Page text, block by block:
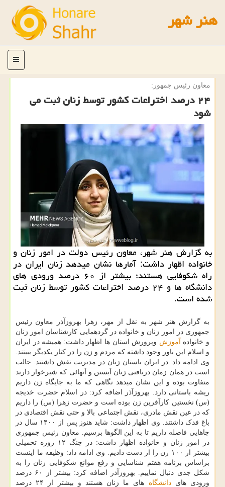
هنر شهر
منو
معاون رئیس جمهور:
۲۴ درصد اختراعات کشور توسط زنان ثبت می
شود
به گزارش هنر شهر، معاون رئیس دولت در امور زنان و
خانواده اظهار داشت: آمارها نشان میدهد زنان ایران در
راه شکوفایی هستند؛ بیشتر از ۶۰ درصد ورودی های
دانشگاه ها و ۲۴ درصد اختراعات کشور توسط زنان ثبت
شده است.
به گزارش هنر شهر به نقل از مهر، زهرا بهروزآذر معاون رئیس
جمهوری در امور زنان و خانواده در گردهمایی کارشناسان امور زنان
و خانواده
آموزش وپرورش استان ها اظهار داشت: همیشه در ایران
و اسلام این باور وجود داشته که مردم و زن را در کنار یکدیگر ببینند.
وی ادامه داد: در ایران باستان زنان در مدیریت نقش داشتند. جالب
است در همان زمان دریافتی زنان آبستن و آنهائی که شیرخوار دارند
متفاوت بوده و این نشان میدهد نگاهی که ما به جایگاه زن داریم
ریشه باستانی دارد. بهروزآذر اضافه کرد: در اسلام حضرت خدیجه
(س) نخستین کارآفرین زن بوده است و حضرت زهرا (س) را داریم
که در عین نقش مادری، نقش اجتماعی بالا و حتی نقش اقتصادی در
باغ فدک داشتند. وی اظهار داشت: شاید هنوز پس از ۱۴۰۰ سال در
جاهایی فاصله داریم تا به این الگوها برسیم. معاون رئیس جمهوری
در امور زنان و خانواده اظهار داشت: در جنگ ۱۲ روزه تحمیلی
بیشتر از ۱۰۰ زن را از دست دادیم. وی ادامه داد: وظیفه ما اینست
براساس برنامه هفتم شناسایی و رفع موانع شکوفایی زنان را به
شکل جدی دنبال نماییم. بهروزآذر اضافه کرد: بیشتر از ۶۰ درصد
ورودی هایدانشگاه
های ما زنان هستند و بیشتر از ۲۴ درصد